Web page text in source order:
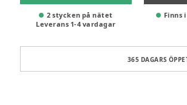
2 stycken på nätet
Leverans 1-4 vardagar
Finns
365 DAGARS